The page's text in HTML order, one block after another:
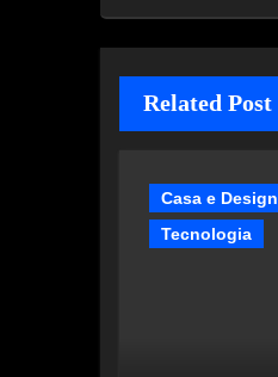
Related Post
Casa e Design
Tecnologia